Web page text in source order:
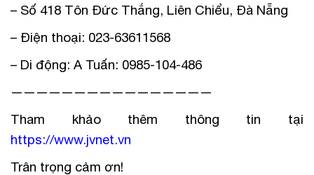
– Số 418 Tôn Đức Thắng, Liên Chiểu, Đà Nẵng
– Điện thoại: 023-63611568
– Di động: A Tuấn: 0985-104-486
————————————————
Tham khảo thêm thông tin tại
https://www.jvnet.vn
Trân trọng cảm ơn!